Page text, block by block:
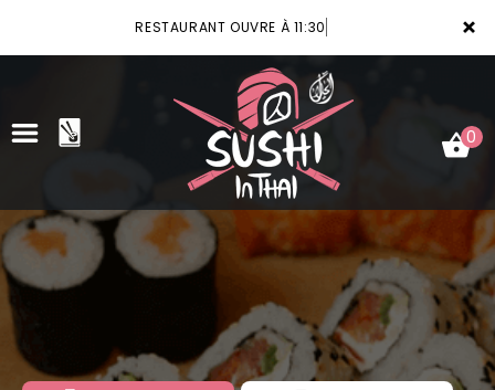
×
RESTAURANT OUVRE À 11:30
ACCUEIL
VOTRE COMPTE
0